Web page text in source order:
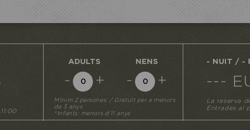
ADULTS
- +
NENS
- +
Mínim 2 persones. / Gratuït per a menors
de 3 anys
*Infants: menors d'11 anys
- NUIT / -
---
La reserva
Entrades al